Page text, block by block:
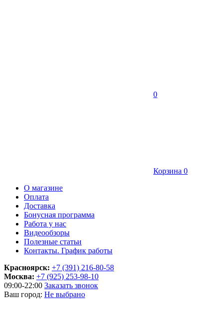
0
Корзина 0
О магазине
Оплата
Доставка
Бонусная программа
Работа у нас
Видеообзоры
Полезные статьи
Контакты. График работы
Красноярск: +7 (391) 216-80-58
Москва: +7 (925) 253-98-10
09:00-22:00 Заказать звонок
Ваш город: Не выбрано